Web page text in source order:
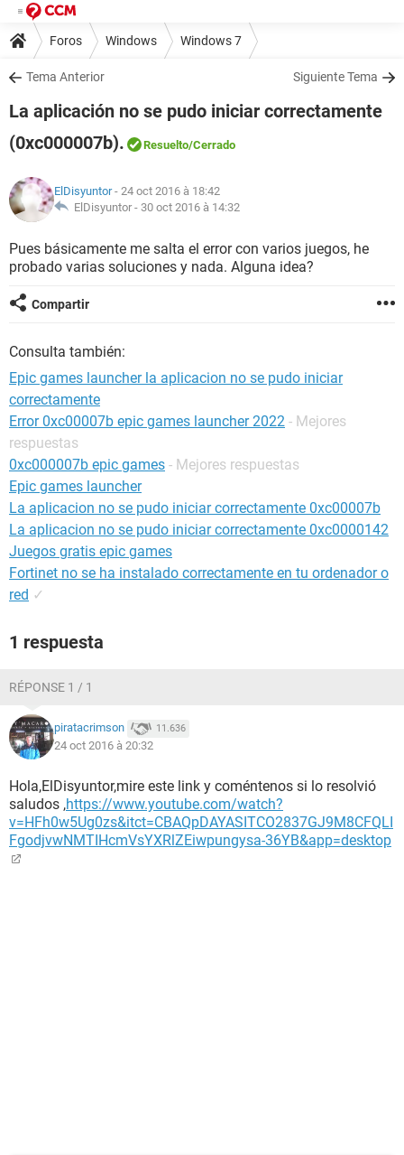
Foros Windows Windows 7
Tema Anterior Siguiente Tema
La aplicación no se pudo iniciar correctamente
(0xc000007b).
Resuelto/Cerrado
ElDisyuntor- 24 oct 2016 à 18:42
ElDisyuntor - 30 oct 2016 à 14:32
Pues básicamente me salta el error con varios juegos, he
probado varias soluciones y nada. Alguna idea?
Compartir
Consulta también:
Epic games launcher la aplicacion no se pudo iniciar
correctamente
Error 0xc00007b epic games launcher 2022 - Mejores
respuestas
0xc000007b epic games - Mejores respuestas
Epic games launcher
La aplicacion no se pudo iniciar correctamente 0xc00007b
La aplicacion no se pudo iniciar correctamente 0xc0000142
Juegos gratis epic games
Fortinet no se ha instalado correctamente en tu ordenador o
red ✓
1 respuesta
RÉPONSE 1 / 1
piratacrimson 11.636
24 oct 2016 à 20:32
Hola,ElDisyuntor,mire este link y coméntenos si lo resolvió
saludos ,https://www.youtube.com/watch?
v=HFh0w5Ug0zs&itct=CBAQpDAYASITCO2837GJ9M8CFQLI
FgodjvwNMTIHcmVsYXRlZEiwpungysa-36YB&app=desktop